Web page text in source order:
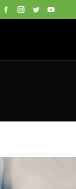
Facebook
Instagram
TwitterYouTube